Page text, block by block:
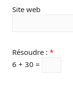
Site web
Résoudre : *
6 + 30 =